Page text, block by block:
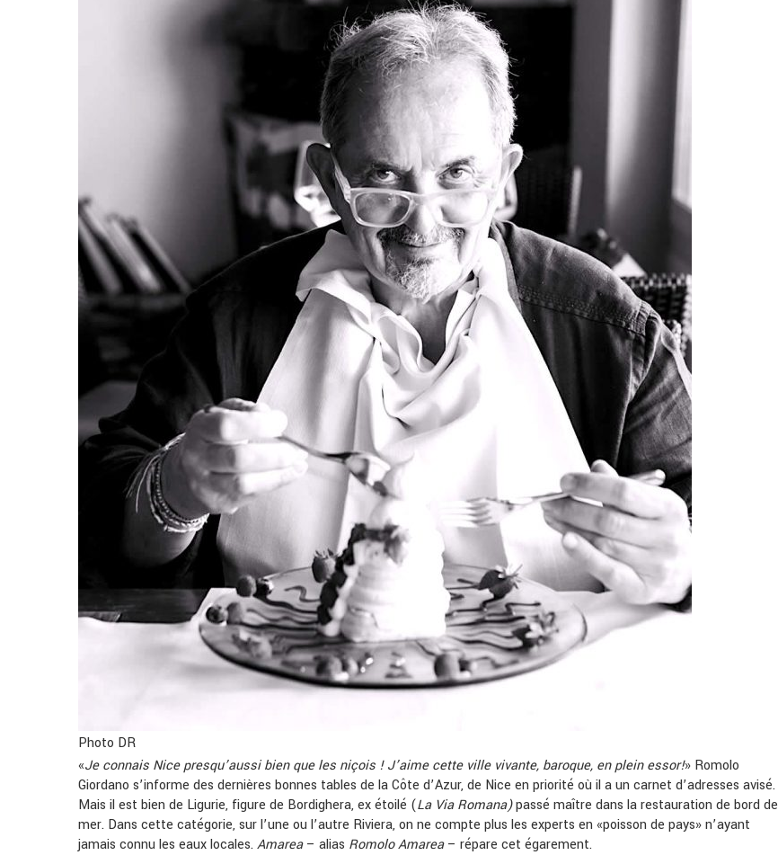
Photo DR
«Je connais Nice presqu’aussi bien que les niçois ! J’aime cette ville vivante, baroque, en plein essor!» Romolo
Giordano s’informe des dernières bonnes tables de la Côte d’Azur, de Nice en priorité où il a un carnet d’adresses avisé.
Mais il est bien de Ligurie, figure de Bordighera, ex étoilé (La Via Romana)passé maître dans la restauration de bord de
mer. Dans cette catégorie, sur l’une ou l’autre Riviera, on ne compte plus les experts en «poisson de pays» n’ayant
jamais connu les eaux locales. Amarea– alias Romolo Amarea– répare cet égarement.